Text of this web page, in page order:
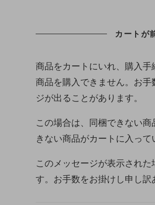
カートが
商品をカートにいれ、購入手
商品を購入できません。お
ジが出ることがあります。
この場合は、同梱できない
きない商品がカートに入って
このメッセージが表示され
す。お手数をお掛けし申し訳